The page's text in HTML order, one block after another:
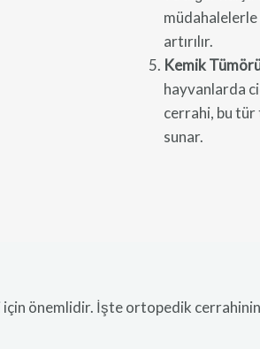
müdahalelerle
artırılır.
Kemik
hayvanlarda
cerrahi, bu tür
sunar.
önemlidir. İşte ortopedik